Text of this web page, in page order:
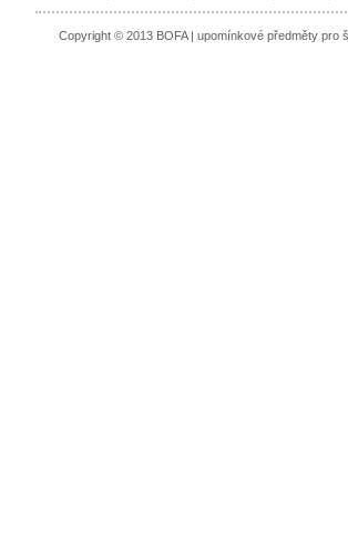
Copyright © 2013 BOFA | upomínkové předměty pro